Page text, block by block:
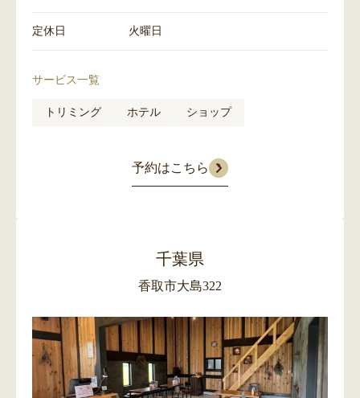
定休日 火曜日
サービス一覧
トリミング ホテル ショップ
予約はこちら ›
千葉県
香取市大島322